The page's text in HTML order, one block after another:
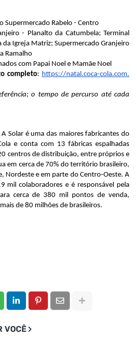
Supermercado Rabelo - Centro
- Planalto da Catumbela; Terminal
da Igreja Matriz; Supermercado Granjeiro
Ramalho
com Papai Noel e Mamãe Noel
completo: https://natal.coca-cola.com.
o tempo de percurso até cada
A Solar é uma das maiores fabricantes do
e conta com 13 fábricas espalhadas
centros de distribuição, entre próprios e
em cerca de 70% do território brasileiro,
Nordeste e em parte do Centro-Oeste. A
mil colaboradores e é responsável pela
cerca de 380 mil pontos de venda,
de 80 milhões de brasileiros.
VOCÊ